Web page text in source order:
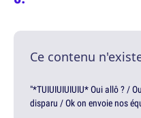
Ce contenu
"*TUIUIUIUIUIU* Oui allô ? /
disparu / Ok on envoie nos